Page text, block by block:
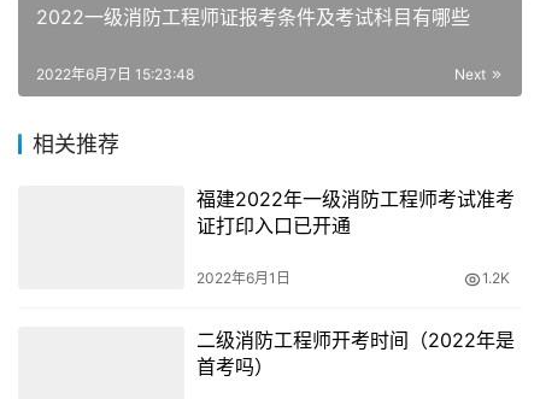
2、具有机动车辆维修或消防器材装备维修技能；
3、持有船长证，且无重大交通事故违法违章记录的；
4、原消防部队退役士兵。
人知的辛苦。一、24小时值班。对于我们普通人来说，上
时值班备勤。因为你不知道下一刻什么时候发生火灾或者是
2022一级消防工程师证报考条件及考试科目有哪些
Next
2022年6月7日 15:23:48
相关推荐
福建2022年一级消防工程师考试准考
证打印入口已开通
2022年6月1日 1.2K
二级消防工程师开考时间（2022年是
首考吗）